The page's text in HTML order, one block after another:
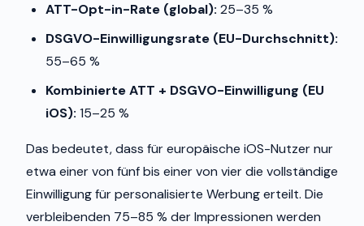
ATT-Opt-in-Rate (global): 25–35 %
DSGVO-Einwilligungsrate (EU-Durchschnitt):
55–65 %
Kombinierte ATT + DSGVO-Einwilligung (EU
iOS): 15–25 %
Das bedeutet, dass für europäische iOS-Nutzer nur
etwa einer von fünf bis einer von vier die vollständige
Einwilligung für personalisierte Werbung erteilt. Die
verbleibenden 75–85 % der Impressionen werden